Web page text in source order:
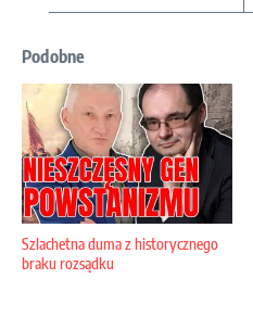
Podobne
Szlachetna duma z historycznego
braku rozsądku